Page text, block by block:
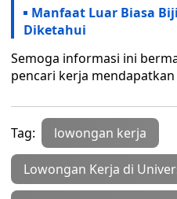
Manfaat Luar Biasa
Diketahui
Semoga informasi ini
pencari kerja
Tag: lowongan kerja
Lowongan Kerja di